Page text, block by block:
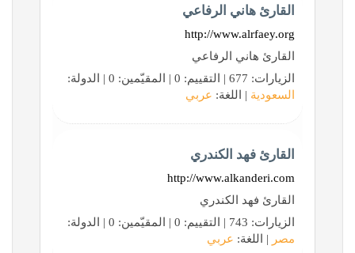
القارئ هاني الرفاعي
http://www.alrfaey.org
القارئ هاني الرفاعي
الزيارات: 677 | التقييم: 0 | المقيّمين: 0 | الدولة:
السعودية | اللغة: عربي
القارئ فهد الكندري
http://www.alkanderi.com
القارئ فهد الكندري
الزيارات: 743 | التقييم: 0 | المقيّمين: 0 | الدولة:
مصر | اللغة: عربي